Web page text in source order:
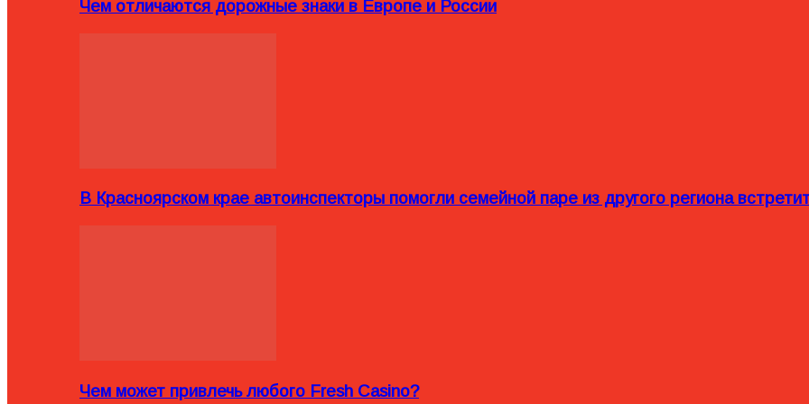
Чем отличаются дорожные знаки в Европе и России
В Красноярском крае автоинспекторы помогли семейной паре из другого региона
Чем может привлечь любого Fresh Casino?